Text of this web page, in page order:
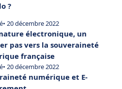
?
• 20 décembre 2022
électronique, un
pas vers la souveraineté
française
• 20 décembre 2022
numérique et E-